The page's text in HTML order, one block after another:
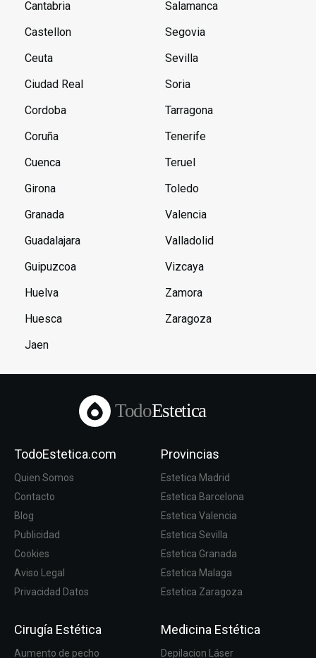
Cantabria
Castellon
Ceuta
Ciudad Real
Cordoba
Coruña
Cuenca
Girona
Granada
Guadalajara
Guipuzcoa
Huelva
Huesca
Jaen
Salamanca
Segovia
Sevilla
Soria
Tarragona
Tenerife
Teruel
Toledo
Valencia
Valladolid
Vizcaya
Zamora
Zaragoza
TodoEstetica
TodoEstetica.com
Quien Somos
Contacto
Blog
Publicidad
Cookies
Aviso Legal
Privacidad Datos
Provincias
Estetica Madrid
Estetica Barcelona
Estetica Valencia
Estetica Sevilla
Estetica Granada
Estetica Malaga
Estetica Zaragoza
Cirugía Estética
Aumento de pecho
Medicina Estética
Depilacion Láser